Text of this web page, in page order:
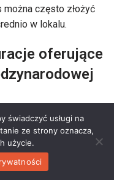
często złożyć
w lokalu.
oferujące
polskich i
smaki.
z całego świata i
świadczyć usługi na
ze strony oznacza,
użycie.